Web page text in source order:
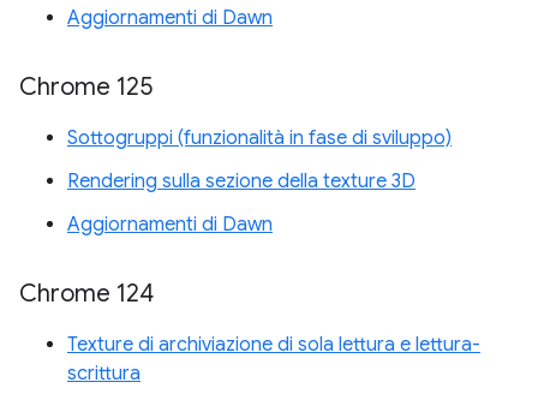
Aggiornamenti di Dawn
Chrome 125
Sottogruppi (funzionalità in fase di sviluppo)
Rendering sulla sezione della texture 3D
Aggiornamenti di Dawn
Chrome 124
Texture di archiviazione di sola lettura e lettura-
scrittura